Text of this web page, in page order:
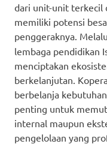
dari unit-unit terkecil
memiliki potensi
penggeraknya.
lembaga pendidikan
menciptakan
berkelanjutan.
berbelanja
penting untuk
internal maupun
pengelolaan yang